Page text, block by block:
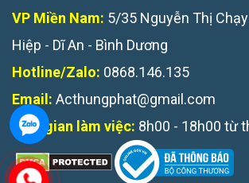
VP Miền Nam: 5/35 Nguyễn Thị
Hiệp - Dĩ An - Bình Dương
Hotline/Zalo: 0868.146.135
Email: Acthungphat@gmail.com
Thời gian làm việc: 8h00 - 18h00 từ